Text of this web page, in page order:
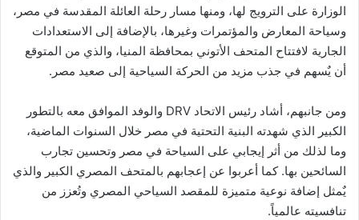
الوزارة على الترويج لها، ومنها مسار رحلة العائلة المقدسة في مصر،
وسياحة المعارض والمؤتمرات وغيرها، بالإضافة إلى الاستعدادات
الجارية لافتتاح المتحف الأتوني بمحافظة المنيا، والذي من المتوقع
أن يٌسهم في جذب مزيد من الحركة السياحية إلى صعيد مصر.
ومن جانبهم، أشاد رئيس الاتحاد DRV والوفد الموافق معه بالتطور
الكبير الذي شهدته البنية التحتية في مصر خلال السنوات الماضية،
وما لذلك من أثر إيجابي على السياحة في مصر وتحسين تجارب
السائحين بها. كما أعربوا عن إعجابهم بالمتحف المصري الكبير والذي
يٌمثل إضافة نوعية متميزة للمقصد السياحي المصري وتُعزز من
تنافسيته عالمياً.